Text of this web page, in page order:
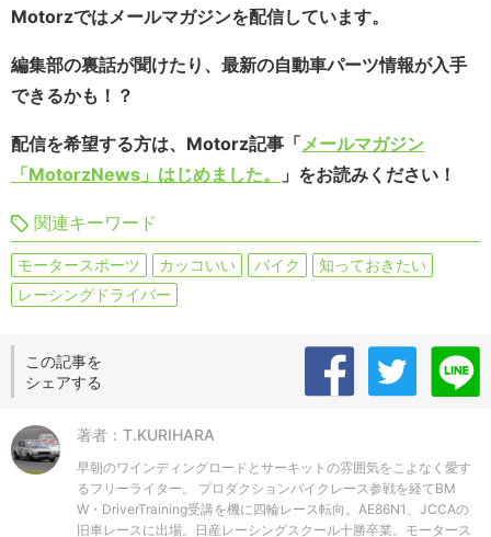
Motorzではメールマガジンを配信しています。
編集部の裏話が聞けたり、最新の自動車パーツ情報が入手
できるかも！？
配信を希望する方は、Motorz記事「メールマガジン
「MotorzNews」はじめました。
」をお読みください！
関連キーワード
モータースポーツ カッコいい バイク
知っておきたい
レーシングドライバー
この記事を
シェアする
著者：T.KURIHARA
早朝のワインディングロードとサーキットの雰囲気をこよなく愛す
るフリーライター。 プロダクションバイクレース参戦を経てBM
W・DriverTraining受講を機に四輪レース転向。AE86N1、JCCAの
旧車レースに出場。日産レーシングスクール十勝卒業。モータース